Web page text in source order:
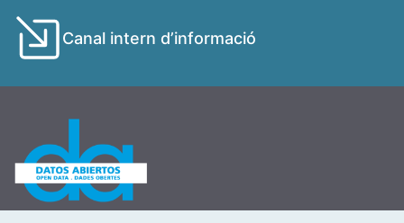
Canal intern d’informació